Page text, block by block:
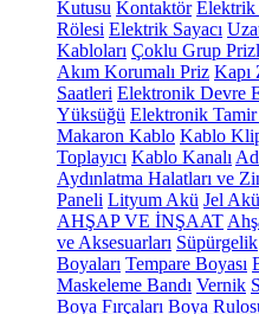
Kutusu Kontaktör Elektrik
Rölesi Elektrik Sayacı
Kabloları Çoklu Grup
Akım Korumalı Priz Kapı
Saatleri Elektronik Devre
Yüksüğü Elektronik Tamir
Makaron Kablo Kablo
Toplayıcı Kablo Kanalı
Aydınlatma Halatları ve
Paneli Lityum Akü Jel Akü
AHŞAP VE İNŞAAT
ve Aksesuarları Süpürgelik
Boyaları Tempare Boyası
Maskeleme Bandı Vernik
Boya Fırçaları Boya